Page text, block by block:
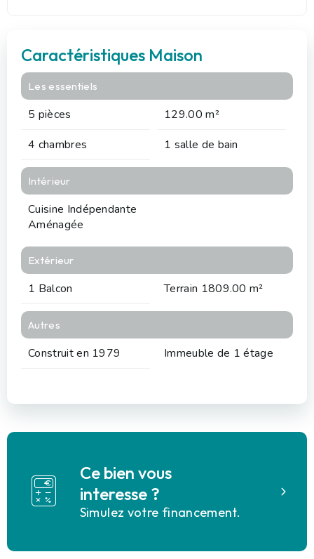
Caractéristiques Maison
Les essentiels
5 pièces
129.00 m²
4 chambres
1 salle de bain
Intérieur
Cuisine Indépendante
Aménagée
Extérieur
1 Balcon Terrain 1809.00 m²
Autres
Construit en 1979 Immeuble de 1 étage
Ce bien vous
interesse ?
Simulez votre financement.